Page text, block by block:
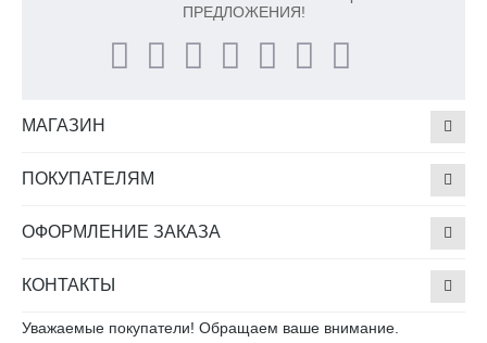
ПРЕДЛОЖЕНИЯ!
МАГАЗИН
ПОКУПАТЕЛЯМ
ОФОРМЛЕНИЕ ЗАКАЗА
КОНТАКТЫ
Уважаемые покупатели! Обращаем ваше внимание.